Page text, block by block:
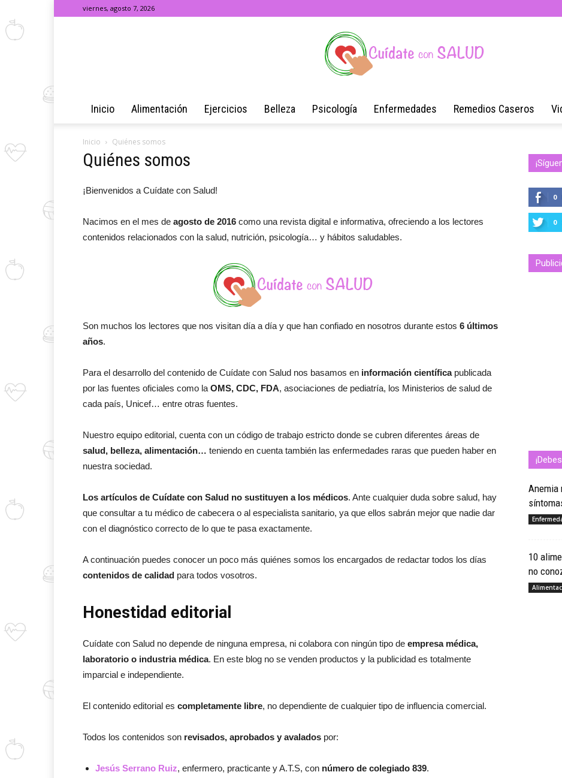
viernes, agosto 7, 2026
Bienestar
|
Inicio Alimentación Ejercicios Belleza Psicología Enfermedades Remedios Caseros
Inicio Quiénes somos
Quiénes somos
¡Bienvenidos a Cuídate con Salud!
Nacimos en el mes de agosto de 2016 como una revista digital e informativa, ofreciendo a los lectores
contenidos relacionados con la salud, nutrición, psicología… y hábitos saludables.
Son muchos los lectores que nos visitan día a día y que han confiado en nosotros durante estos 6 últimos
años.
Para el desarrollo del contenido de Cuídate con Salud nos basamos en información científicapublicada
por las fuentes oficiales como la OMS, CDC, FDA, asociaciones de pediatría, los Ministerios de salud de
cada país, Unicef… entre otras fuentes.
Nuestro equipo editorial, cuenta con un código de trabajo estricto donde se cubren diferentes áreas de
salud, belleza, alimentación… teniendo en cuenta también las enfermedades raras que pueden haber en
nuestra sociedad.
Los artículos de Cuídate con Salud no sustituyen a los médicos. Ante cualquier duda sobre salud, hay
que consultar a tu médico de cabecera o al especialista sanitario, ya que ellos sabrán mejor que nadie dar
con el diagnóstico correcto de lo que te pasa exactamente.
A continuación puedes conocer un poco más quiénes somos los encargados de redactar todos los días
contenidos de calidad para todos vosotros.
Honestidad editorial
Cuídate con Salud no depende de ninguna empresa, ni colabora con ningún tipo de empresa médica,
laboratorio o industria médica. En este blog no se venden productos y la publicidad es totalmente
imparcial e independiente.
El contenido editorial es completamente libre, no dependiente de cualquier tipo de influencia comercial.
Todos los contenidos son revisados, aprobados y avalados por:
Jesús Serrano Ruiz, enfermero, practicante y A.T.S, con número de colegiado 839.
0
0
Anemia
10
no